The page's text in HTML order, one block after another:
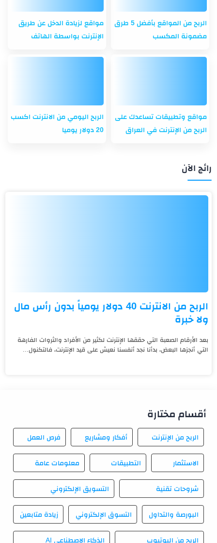
الربح من المواقع بأفضل 5 طرق
مضمونة المكسب
مواقع لزيادة الدخل عن طريق
الإنترنت بواسطة الهاتف
مواقع وتطبيقات تساعدك على
الربح من الإنترنت في العراق
الربح اليومي من الانترنت اكسب
20 دولار يوميا
رائج الآن
الربح من الانترنت 40 دولار يومياً بدون رأس مال
ولا خبرة
بعد الأرقام الصعبة التي حققها الإنترنت لكثير من الأفراد والثروات الفارهة
التي أنجزها البعض، بدأنا نجد أنفسنا نعيش على قيد الإنترنت، فالتكنول...
أقسام مختارة
الربح من الإنترنت أفكار ومشاريع فرص العمل
الاستثمار التطبيقات معلومات عامة
شروحات تقنية التسويق الإلكتروني
البورصة والتداول التسوق الإلكتروني زيادة متابعين
الربح من اليوتيوب الذكاء الاصطناعي AI